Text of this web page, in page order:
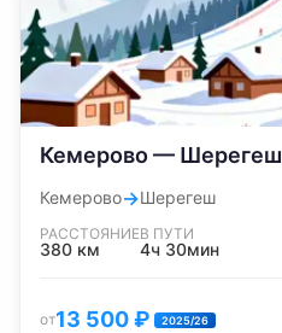
Кемерово — Шерегеш
Кемерово→Шерегеш
РАССТОЯНИЕ
380 км
В ПУТИ
4ч 30мин
от13 500₽ 2025/26